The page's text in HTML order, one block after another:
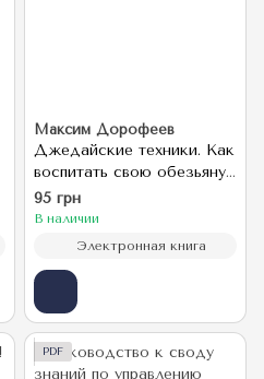
Максим Дорофеев
Джедайские техники. Как
воспитать свою обезьяну,
опустошить инбокс и
сберечь мыслетопливо
95 грн
В наличии
Электронная книга
PDF